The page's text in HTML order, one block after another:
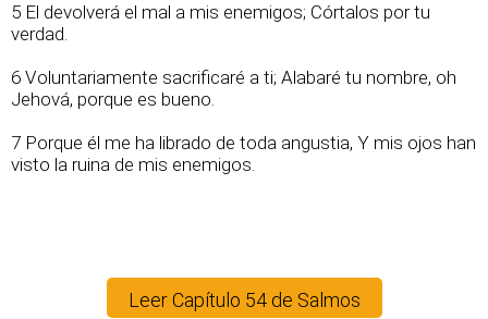
5 El devolverá el mal a mis enemigos; Córtalos por tu
verdad.
6 Voluntariamente sacrificaré a ti; Alabaré tu nombre, oh
Jehová, porque es bueno.
7 Porque él me ha librado de toda angustia, Y mis ojos han
visto la ruina de mis enemigos.
Leer Capítulo 54 de Salmos